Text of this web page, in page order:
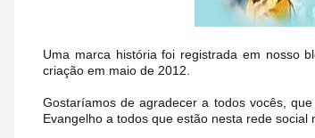
Uma marca história foi registrada em nosso
criação em maio de 2012.
Gostaríamos de agradecer a todos vocês,
Evangelho a todos que estão nesta rede social